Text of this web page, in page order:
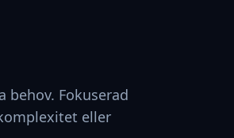
behov. Fokuserad
eller